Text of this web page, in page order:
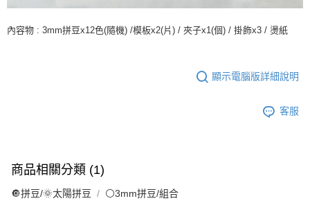
內容物 : 3mm拼豆x12色(隨機) /模板x2(片) / 夾子x1(個) / 掛飾x3 / 燙紙
顯示電腦版詳細說明
客服
商品相關分類 (1)
🔘拼豆/🌞太陽拼豆 ⚪3mm拼豆/組合